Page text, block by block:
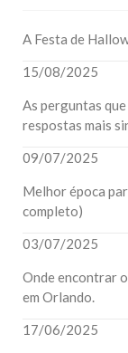
A Festa de
15/08/2025
As perguntas
respostas mais
09/07/2025
Melhor época
completo)
03/07/2025
Onde encontrar
em Orlando.
17/06/2025